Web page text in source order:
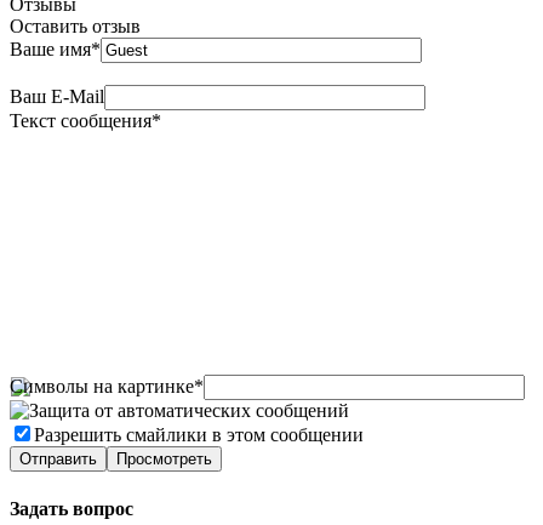
Отзывы
Оставить отзыв
Ваше имя*
Ваш E-Mail
Текст сообщения*
Символы на картинке*
Разрешить смайлики в этом сообщении
Задать вопрос